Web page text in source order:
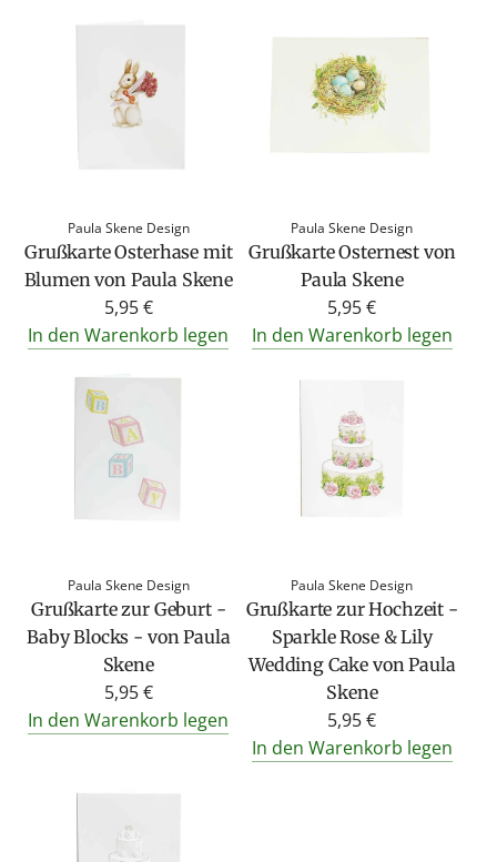
Paula Skene Design
Grußkarte Osterhase mit
Blumen von Paula Skene
5,95 €
In den Warenkorb legen
Paula Skene Design
Grußkarte Osternest von
Paula Skene
5,95 €
In den Warenkorb legen
Paula Skene Design
Grußkarte zur Geburt -
Baby Blocks - von Paula
Skene
5,95 €
In den Warenkorb legen
Paula Skene Design
Grußkarte zur Hochzeit -
Sparkle Rose & Lily
Wedding Cake von Paula
Skene
5,95 €
In den Warenkorb legen